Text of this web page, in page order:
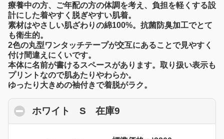
療養中の方、ご年配の方の体調を考え、負担を軽くする設
計にした着やすく脱ぎやすい肌着。
素材はやさしい肌ざわりの綿100%。抗菌防臭加工でとて
も衛生的。
2色の丸型ワンタッチテープが交互にあることで見やすく
付け間違えにくいです。
本体に名前が書けるスペースがあります。取り扱い表示も
プリントなので肌あたりやわらか。
ゆったり大きめの袖付きで着脱がラク。
ホワイト S 在庫9